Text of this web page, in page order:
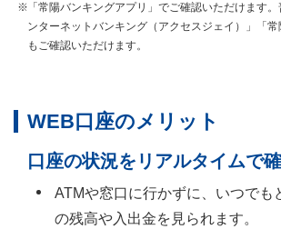
「常陽バンキングアプリ」でご確認いただけます
ンターネットバンキング（アクセスジェイ）」「
もご確認いただけます。
WEB口座のメリット
口座の状況をリアルタイムで
ATMや窓口に行かずに、いつでも
の残高や入出金を見られます。